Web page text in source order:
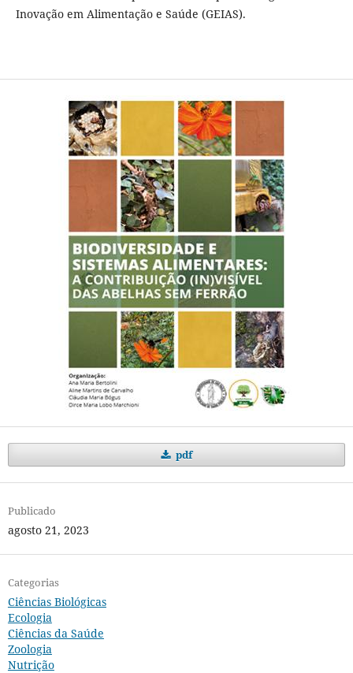
Inovação em Alimentação e Saúde (GEIAS).
pdf
Publicado
agosto 21, 2023
Categorias
Ciências Biológicas
Ecologia
Ciências da Saúde
Zoologia
Nutrição